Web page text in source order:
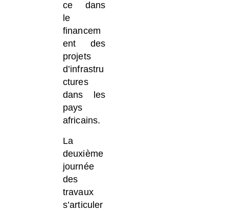
ce dans
le
financem
ent des
projets
d’infrastru
ctures
dans les
pays
africains.
La
deuxième
journée
des
travaux
s’articuler